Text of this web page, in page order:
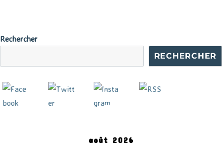
Rechercher
RECHERCHER
août 2026